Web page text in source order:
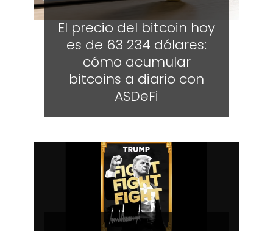
El precio del bitcoin hoy
es de 63 234 dólares:
cómo acumular
bitcoins a diario con
ASDeFi